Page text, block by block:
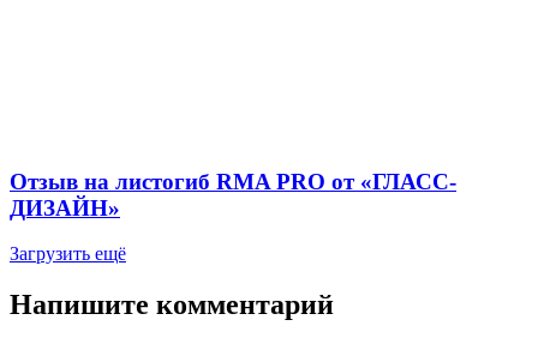
Отзыв на листогиб RMA PRO от «ГЛАСС-
ДИЗАЙН»
Загрузить ещё
Напишите комментарий